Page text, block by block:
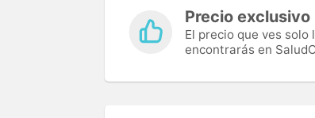
Precio exclusivo
El precio que ves solo
encontrarás en